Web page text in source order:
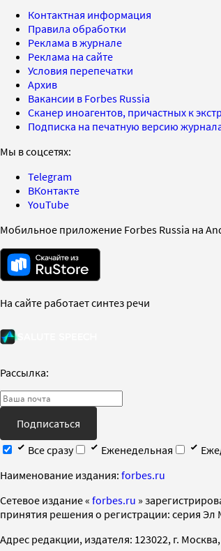
Контактная информация
Правила обработки
Реклама в журнале
Реклама на сайте
Условия перепечатки
Архив
Вакансии в Forbes Russia
Сканер иноагентов, причастных к
Подписка на печатную версию
Мы в соцсетях:
Telegram
ВКонтакте
YouTube
Мобильное приложение Forbes Russia на
На сайте работает синтез речи
Рассылка:
Подписаться
Все сразу
Еженедельная
Наименование издания: forbes.ru
Cетевое издание « forbes.ru »
принятия решения о регистрации: серия Эл
Адрес редакции, издателя: 123022, г.